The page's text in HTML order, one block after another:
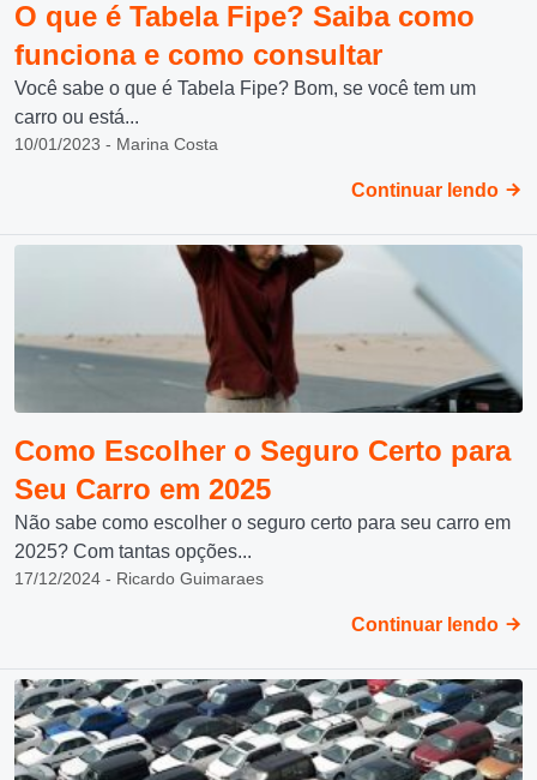
O que é Tabela Fipe? Saiba como
funciona e como consultar
Você sabe o que é Tabela Fipe? Bom, se você tem um
carro ou está...
10/01/2023 - Marina Costa
Continuar lendo
Como Escolher o Seguro Certo para
Seu Carro em 2025
Não sabe como escolher o seguro certo para seu carro em
2025? Com tantas opções...
17/12/2024 - Ricardo Guimaraes
Continuar lendo